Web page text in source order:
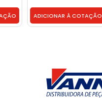
- 301000692
ADICIONAR À COTAÇÃO